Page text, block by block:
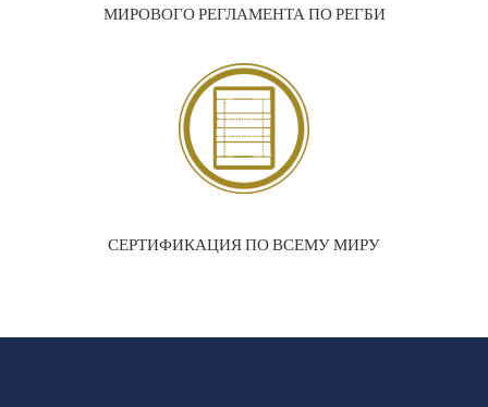
МИРОВОГО РЕГЛАМЕНТА ПО РЕГБИ
СЕРТИФИКАЦИЯ ПО ВСЕМУ МИРУ